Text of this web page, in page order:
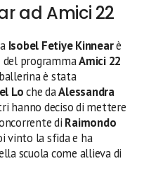
ad Amici 22
Isobel Fetiye Kinnearè
programmaAmici 22
è stata
Loche daAlessandra
hanno deciso di mettere
di Raimondo
vinto la sfida e ha
scuola come allieva di